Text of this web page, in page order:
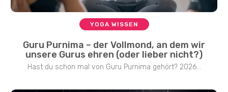
YOGA WISSEN
Guru Purnima – der Vollmond, an dem wir
unsere Gurus ehren (oder lieber nicht?)
Hast du schon mal von Guru Purnima gehört? 2026...